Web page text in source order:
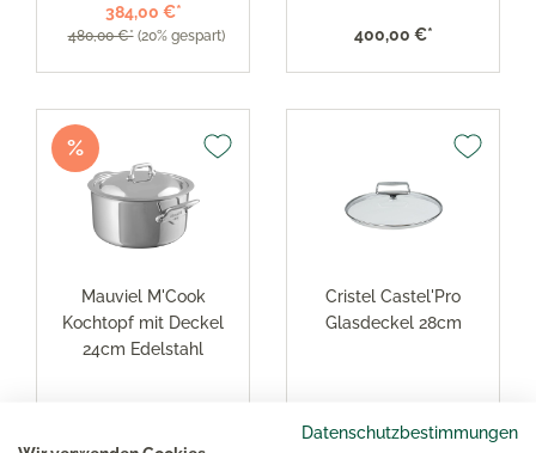
Datenschutzbestimmungen
384,00 €*
480,00 €* (20% gespart) 400,00 €*
%
Mauviel M'Cook
Kochtopf mit Deckel
24cm Edelstahl
Cristel Castel'Pro
Glasdeckel 28cm
41,00 €*